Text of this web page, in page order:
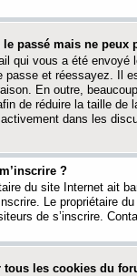
passé mais ne peux
qui vous a été
passe et réessayez. Il
En outre,
de réduire la taille
dans les
?
du site Internet ait
Le propriétaire
de s’inscrire.
les cookies du